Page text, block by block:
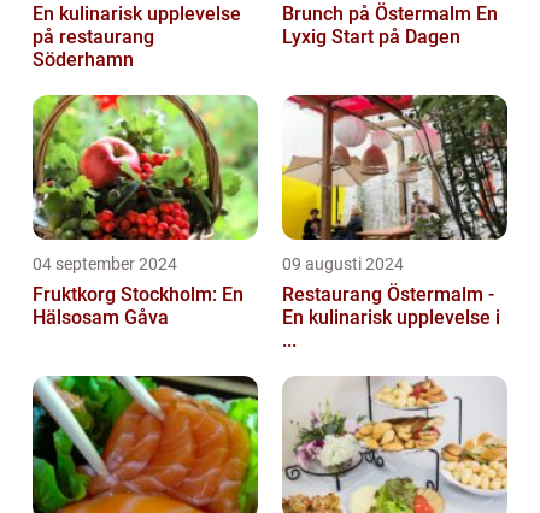
En kulinarisk upplevelse
på restaurang
Söderhamn
Brunch på Östermalm En
Lyxig Start på Dagen
04 september 2024
Fruktkorg Stockholm: En
Hälsosam Gåva
09 augusti 2024
Restaurang Östermalm -
En kulinarisk upplevelse i
...